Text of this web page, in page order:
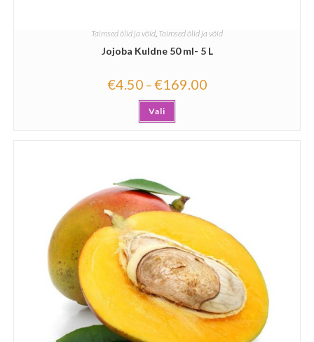
Taimsed õlid ja võid, Taimsed õlid ja võid
Jojoba Kuldne 50 ml- 5 L
€4.50 –€169.00
Vali